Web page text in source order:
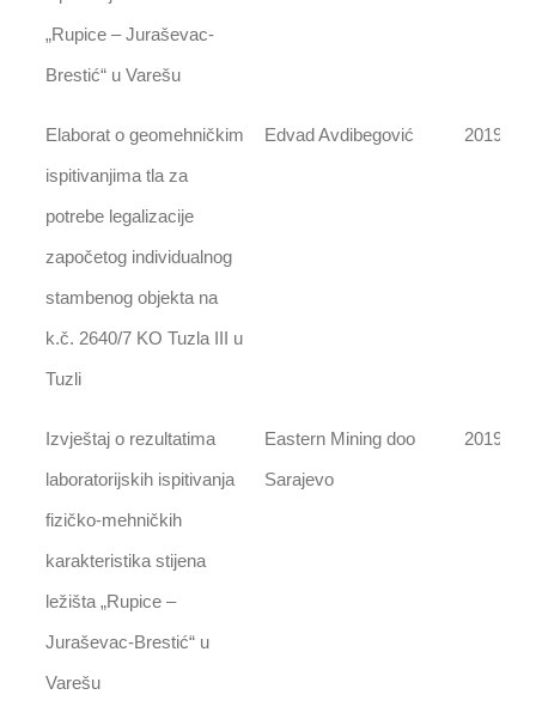
„Rupice – Juraševac-
Brestić“ u Varešu
Elaborat o geomehničkim
ispitivanjima tla za
potrebe legalizacije
započetog individualnog
stambenog objekta na
k.č. 2640/7 KO Tuzla III u
Tuzli
Edvad Avdibegović 2019
Izvještaj o rezultatima
laboratorijskih ispitivanja
fizičko-mehničkih
karakteristika stijena
ležišta „Rupice –
Juraševac-Brestić“ u
Varešu
Eastern Mining doo
Sarajevo
2019